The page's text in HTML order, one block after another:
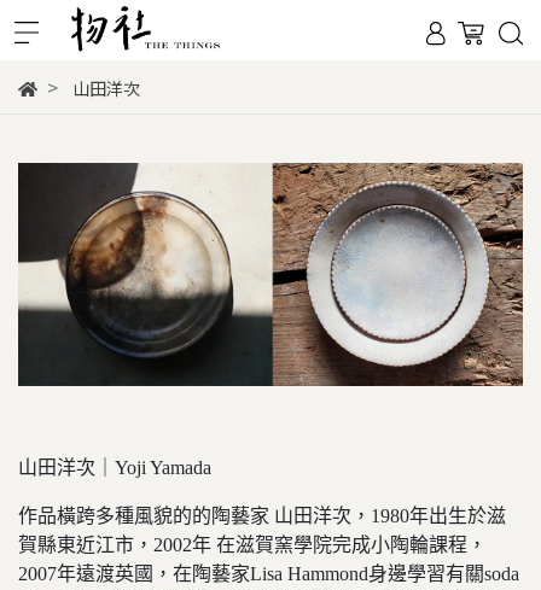
山田洋次
山田洋次｜Yoji Yamada
作品橫跨多種風貌的的陶藝家 山田洋次，1980年出生於滋
賀縣東近江市，2002年 在滋賀窯學院完成小陶輪課程，
2007年遠渡英國，在陶藝家Lisa Hammond身邊學習有關soda